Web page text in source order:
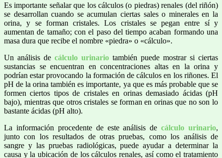
Es importante señalar que los cálculos (o piedras) renales (del riñón)
se desarrollan cuando se acumulan ciertas sales o minerales en la
orina, y se forman cristales. Los cristales se pegan entre sí y
aumentan de tamaño; con el paso del tiempo acaban formando una
masa dura que recibe el nombre «piedra» o «cálculo».
Un análisis de cálculo urinario también puede mostrar si ciertas
sustancias se encuentran en concentraciones altas en la orina y
podrían estar provocando la formación de cálculos en los riñones. El
pH de la orina también es importante, ya que es más probable que se
formen ciertos tipos de cristales en orinas demasiado ácidas (pH
bajo), mientras que otros cristales se forman en orinas que no son lo
bastante ácidas (pH alto).
La información procedente de este análisis decálculo urinario,
junto con los resultados de otras pruebas, como los análisis de
sangre y las pruebas radiológicas, puede ayudar a determinar la
causa y la ubicación de los cálculos renales, así como el tratamiento